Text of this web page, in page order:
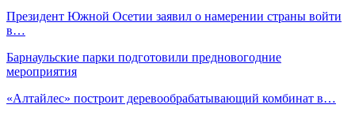
Президент Южной Осетии заявил о намерении страны войти
в…
Барнаульские парки подготовили предновогодние
мероприятия
«Алтайлес» построит деревообрабатывающий комбинат в…